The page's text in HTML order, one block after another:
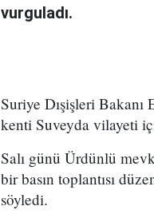
vurguladı.
Suriye Dışişleri
kenti Suveyda vilayeti
Salı günü Ürdünlü
bir basın toplantısı
söyledi.